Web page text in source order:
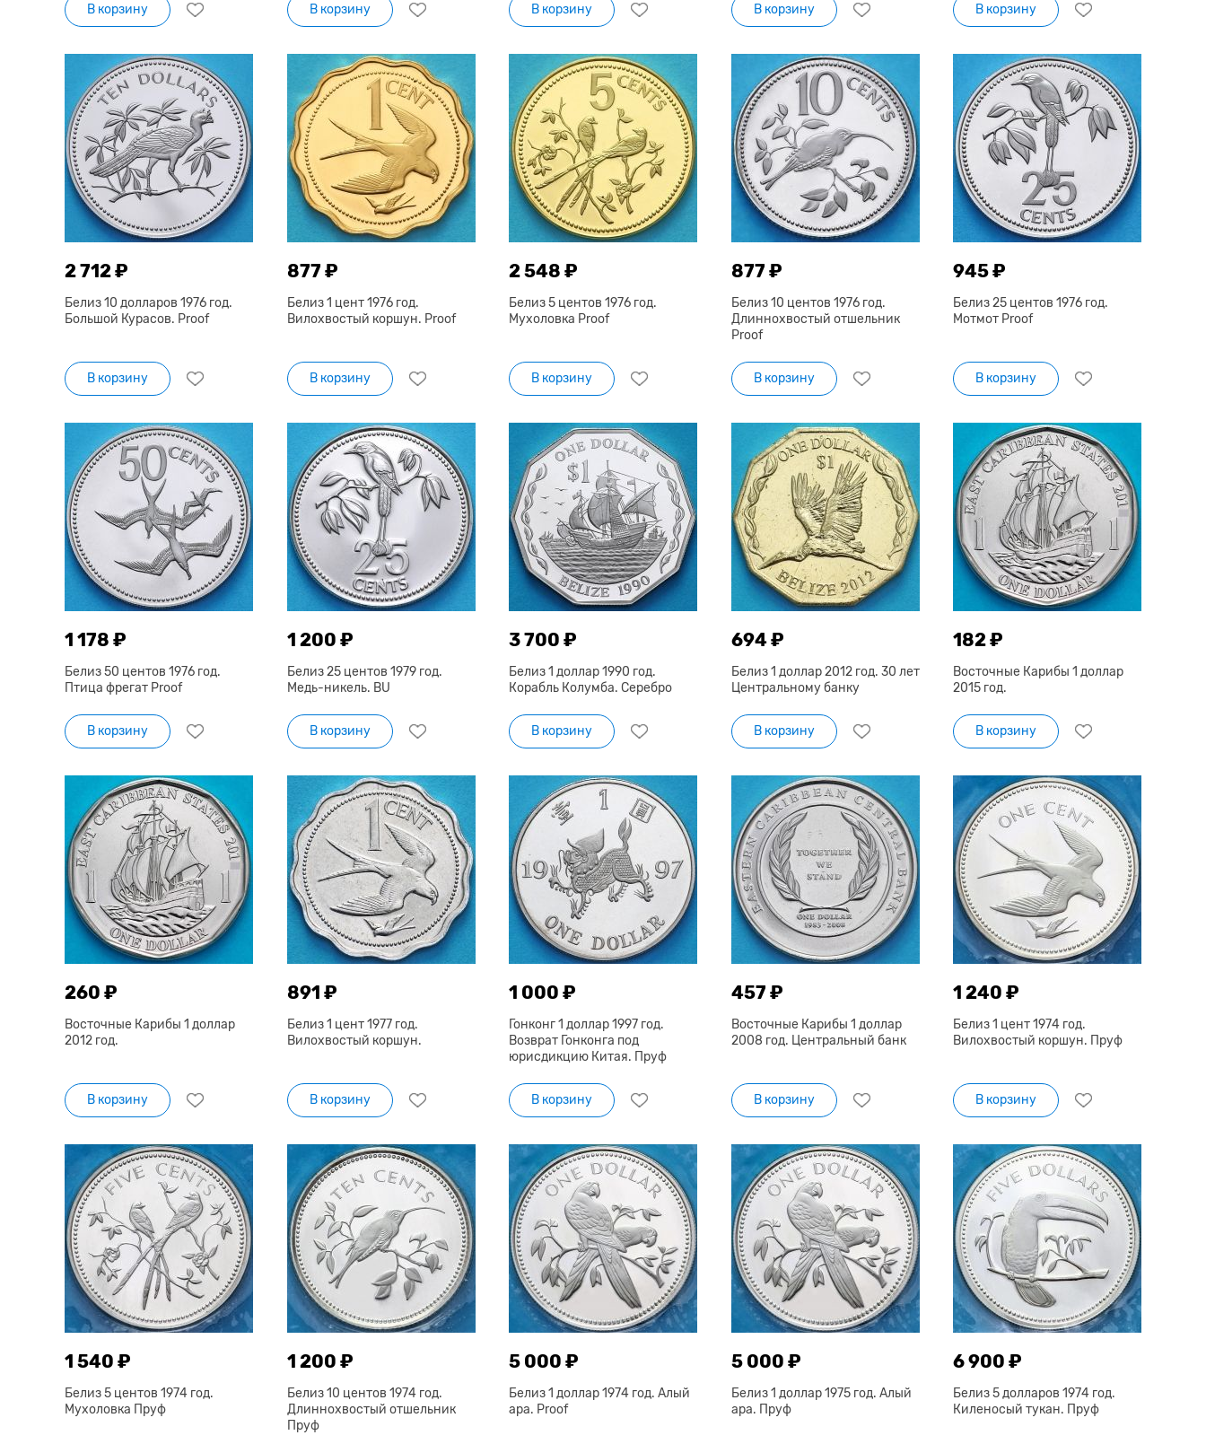
В корзину В корзину В корзину В корзину В корзину
2 712 ₽
Белиз 10 долларов 1976 год.
Большой Курасов. Proof
В корзину
877 ₽
Белиз 1 цент 1976 год.
Вилохвостый коршун. Proof
В корзину
2 548 ₽
Белиз 5 центов 1976 год.
Мухоловка Proof
В корзину
877 ₽
Белиз 10 центов 1976 год.
Длиннохвостый отшельник
Proof
В корзину
945 ₽
Белиз 25 центов 1976 год.
Мотмот Proof
В корзину
1 178 ₽
Белиз 50 центов 1976 год.
Птица фрегат Proof
В корзину
1 200 ₽
Белиз 25 центов 1979 год.
Медь-никель. BU
В корзину
3 700 ₽
Белиз 1 доллар 1990 год.
Корабль Колумба. Серебро
В корзину
694 ₽
Белиз 1 доллар 2012 год. 30 лет
Центральному банку
В корзину
182 ₽
Восточные Карибы 1 доллар
2015 год.
В корзину
260 ₽
Восточные Карибы 1 доллар
2012 год.
В корзину
891 ₽
Белиз 1 цент 1977 год.
Вилохвостый коршун.
В корзину
1 000 ₽
Гонконг 1 доллар 1997 год.
Возврат Гонконга под
юрисдикцию Китая. Пруф
В корзину
457 ₽
Восточные Карибы 1 доллар
2008 год. Центральный банк
В корзину
1 240 ₽
Белиз 1 цент 1974 год.
Вилохвостый коршун. Пруф
В корзину
1 540 ₽
Белиз 5 центов 1974 год.
Мухоловка Пруф
1 200 ₽
Белиз 10 центов 1974 год.
Длиннохвостый отшельник
Пруф
5 000 ₽
Белиз 1 доллар 1974 год. Алый
ара. Proof
5 000 ₽
Белиз 1 доллар 1975 год. Алый
ара. Пруф
6 900 ₽
Белиз 5 долларов 1974 год.
Киленосый тукан. Пруф